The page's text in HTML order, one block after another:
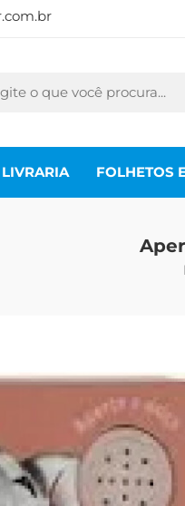
LIVRARIA FOLHETOS